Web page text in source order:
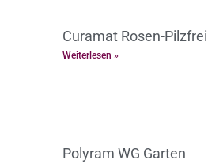
Curamat Rosen-Pilzfrei
Weiterlesen »
Polyram WG Garten